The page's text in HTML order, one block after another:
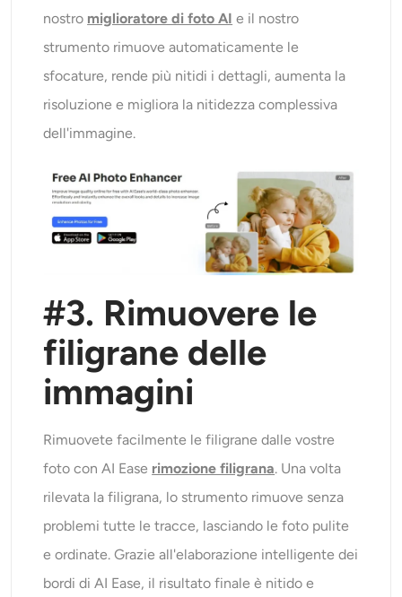
nostro miglioratore di foto AI e il nostro
strumento rimuove automaticamente le
sfocature, rende più nitidi i dettagli, aumenta la
risoluzione e migliora la nitidezza complessiva
dell'immagine.
#3. Rimuovere le
filigrane delle
immagini
Rimuovete facilmente le filigrane dalle vostre
foto con AI Ease rimozione filigrana. Una volta
rilevata la filigrana, lo strumento rimuove senza
problemi tutte le tracce, lasciando le foto pulite
e ordinate. Grazie all'elaborazione intelligente dei
bordi di AI Ease, il risultato finale è nitido e